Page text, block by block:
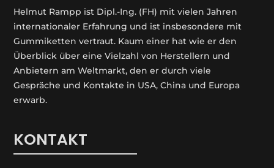
Helmut Rampp ist Dipl.-Ing. (FH) mit vielen Jahren
internationaler Erfahrung und ist insbesondere mit
Gummiketten vertraut. Kaum einer hat wie er den
Überblick über eine Vielzahl von Herstellern und
Anbietern am Weltmarkt, den er durch viele
Gespräche und Kontakte in USA, China und Europa
erwarb.
KONTAKT